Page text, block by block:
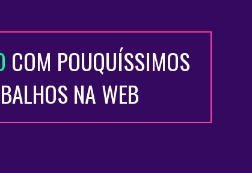
COM POUQUÍSSIMOS
NA WEB